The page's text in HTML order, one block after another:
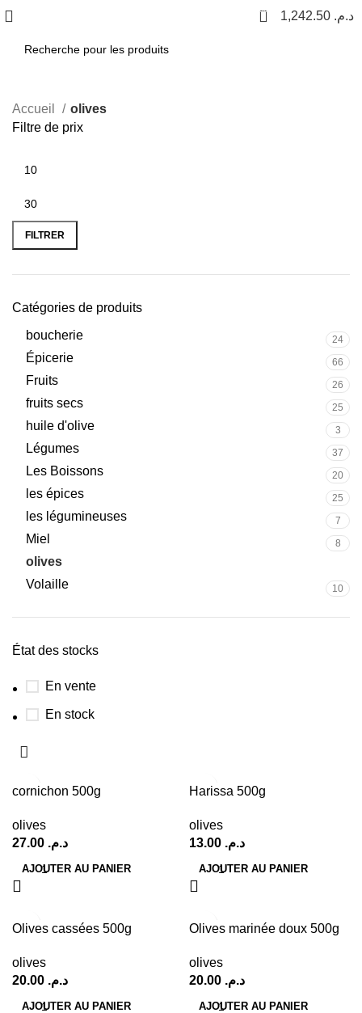
56 د.م.
Accueil
olives
Filtre de prix
FILTRER
Catégories de produits
boucherie
24
Épicerie 66
Fruits 26
fruits secs 25
huile d'olive 3
Légumes 37
Les Boissons 20
les épices 25
les légumineuses 7
Miel 8
olives
Volaille 10
État des stocks
En vente
En stock
cornichon 500g
olives
د.م.
AJOUTER AU PANIER
Harissa 500g
olives
د.م.
AJOUTER AU PANIER
Olives cassées 500g
olives
د.م.
AJOUTER AU PANIER
Olives marinée doux 500g
olives
د.م.
AJOUTER AU PANIER